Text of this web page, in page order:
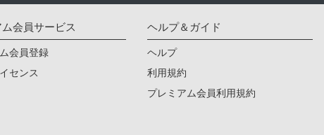
会員サービス
会員登録
センス
ヘルプ＆ガイド
ヘルプ
利用規約
プレミアム会員利用規約